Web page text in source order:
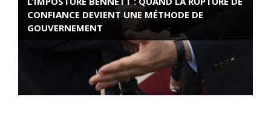
CONFIANCE DEVIENT UNE MÉTHODE DE
GOUVERNEMENT
ROSE VALLAND, HEROÏNE DE LA RESISTANCE